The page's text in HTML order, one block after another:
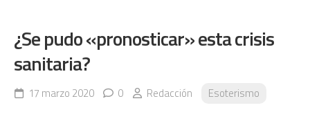
¿Se pudo «pronosticar» esta crisis
sanitaria?
17 marzo 2020 0 Redacción Esoterismo